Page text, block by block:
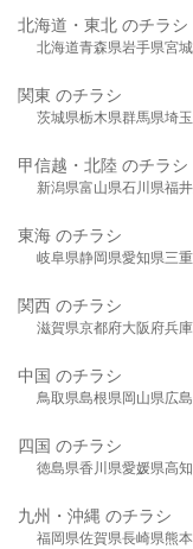
北海道・東北 のチラシ
北海道青森県岩手県宮
関東 のチラシ
茨城県栃木県群馬県埼
甲信越・北陸 のチラシ
新潟県富山県石川県福
東海 のチラシ
岐阜県静岡県愛知県三
関西 のチラシ
滋賀県京都府大阪府兵
中国 のチラシ
鳥取県島根県岡山県広
四国 のチラシ
徳島県香川県愛媛県高
九州・沖縄 のチラシ
福岡県佐賀県長崎県熊